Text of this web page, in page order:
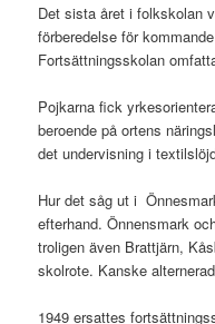
Det sista året i folkskolan
förberedelse för
Fortsättningsskolan
Pojkarna fick
beroende på ortens
det undervisning i
Hur det såg ut i
efterhand. Önnensmark
troligen även Brattjärn,
skolrote. Kanske
1949 ersattes